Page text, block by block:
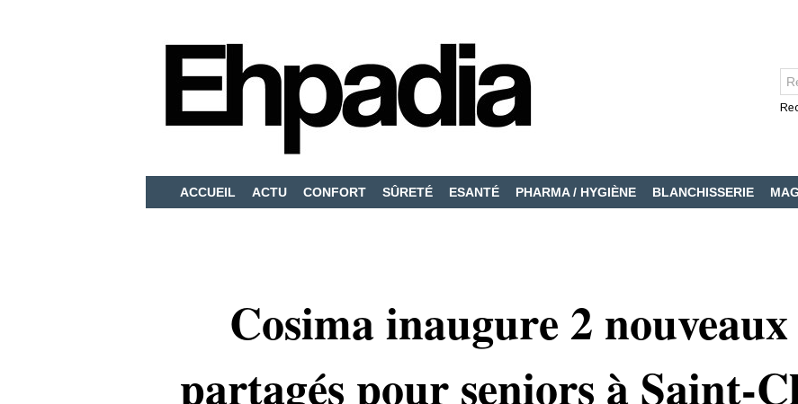
ACCUEIL ACTU CONFORT SÛRETÉ ESANTÉ PHARMA / HYGIÈNE BLANCHISSERIE
Cosima inaugure 2
partagés pour seniors à Saint-